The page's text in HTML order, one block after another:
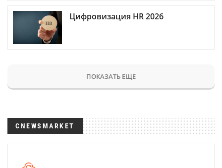
Цифровизация HR 2026
ПОКАЗАТЬ ЕЩЕ
CNEWSMARKET